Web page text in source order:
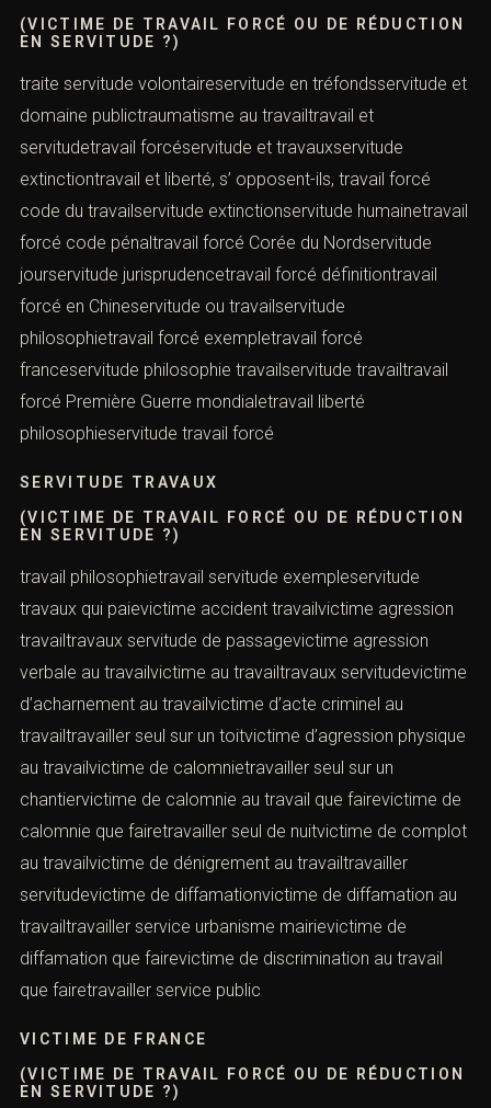
(VICTIME DE TRAVAIL FORCÉ OU DE RÉDUCTION
EN SERVITUDE ?)
traite servitude volontaireservitude en tréfondsservitude et
domaine publictraumatisme au travailtravail et
servitudetravail forcéservitude et travauxservitude
extinctiontravail et liberté, s’ opposent-ils, travail forcé
code du travailservitude extinctionservitude humainetravail
forcé code pénaltravail forcé Corée du Nordservitude
jourservitude jurisprudencetravail forcé définitiontravail
forcé en Chineservitude ou travailservitude
philosophietravail forcé exempletravail forcé
franceservitude philosophie travailservitude travailtravail
forcé Première Guerre mondialetravail liberté
philosophieservitude travail forcé
SERVITUDE TRAVAUX
(VICTIME DE TRAVAIL FORCÉ OU DE RÉDUCTION
EN SERVITUDE ?)
travail philosophietravail servitude exempleservitude
travaux qui paievictime accident travailvictime agression
travailtravaux servitude de passagevictime agression
verbale au travailvictime au travailtravaux servitudevictime
d’acharnement au travailvictime d’acte criminel au
travailtravailler seul sur un toitvictime d’agression physique
au travailvictime de calomnietravailler seul sur un
chantiervictime de calomnie au travail que fairevictime de
calomnie que fairetravailler seul de nuitvictime de complot
au travailvictime de dénigrement au travailtravailler
servitudevictime de diffamationvictime de diffamation au
travailtravailler service urbanisme mairievictime de
diffamation que fairevictime de discrimination au travail
que fairetravailler service public
VICTIME DE FRANCE
(VICTIME DE TRAVAIL FORCÉ OU DE RÉDUCTION
EN SERVITUDE ?)